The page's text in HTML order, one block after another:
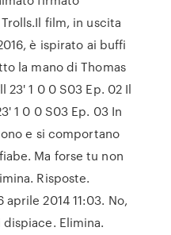
film, in uscita
è ispirato ai buffi
la mano di Thomas
1 0 0 S03 Ep. 02 Il
1 0 0 S03 Ep. 03 In
e si comportano
Ma forse tu non
Risposte.
2014 11:03. No,
Elimina.